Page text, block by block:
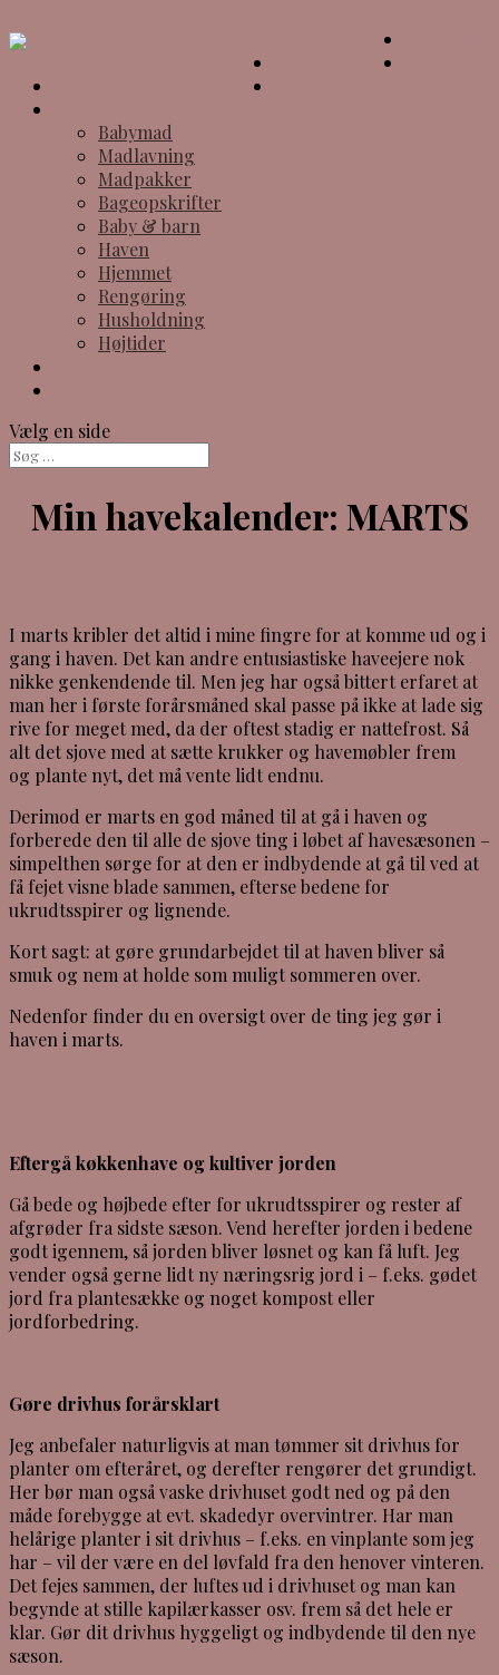
Babymad
Madlavning
Madpakker
Bageopskrifter
Baby & barn
Haven
Hjemmet
Rengøring
Husholdning
Højtider
Vælg en side
Min havekalender: MARTS
I marts kribler det altid i mine fingre for at komme ud og i
gang i haven. Det kan andre entusiastiske haveejere nok
nikke genkendende til. Men jeg har også bittert erfaret at
man her i første forårsmåned skal passe på ikke at lade sig
rive for meget med, da der oftest stadig er nattefrost. Så
alt det sjove med at sætte krukker og havemøbler frem
og plante nyt, det må vente lidt endnu.
Derimod er marts en god måned til at gå i haven og
forberede den til alle de sjove ting i løbet af havesæsonen –
simpelthen sørge for at den er indbydende at gå til ved at
få fejet visne blade sammen, efterse bedene for
ukrudtsspirer og lignende.
Kort sagt: at gøre grundarbejdet til at haven bliver så
smuk og nem at holde som muligt sommeren over.
Nedenfor finder du en oversigt over de ting jeg gør i
haven i marts.
Eftergå køkkenhave og kultiver jorden
Gå bede og højbede efter for ukrudtsspirer og rester af
afgrøder fra sidste sæson. Vend herefter jorden i bedene
godt igennem, så jorden bliver løsnet og kan få luft. Jeg
vender også gerne lidt ny næringsrig jord i – f.eks. gødet
jord fra plantesække og noget kompost eller
jordforbedring.
Gøre drivhus forårsklart
Jeg anbefaler naturligvis at man tømmer sit drivhus for
planter om efteråret, og derefter rengører det grundigt.
Her bør man også vaske drivhuset godt ned og på den
måde forebygge at evt. skadedyr overvintrer. Har man
helårige planter i sit drivhus – f.eks. en vinplante som jeg
har – vil der være en del løvfald fra den henover vinteren.
Det fejes sammen, der luftes ud i drivhuset og man kan
begynde at stille kapilærkasser osv. frem så det hele er
klar. Gør dit drivhus hyggeligt og indbydende til den nye
sæson.